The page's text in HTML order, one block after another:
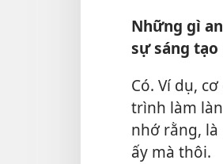
Những gì
sự sáng tạo
Có. Ví dụ,
trình làm
nhớ rằng,
ấy mà thôi.